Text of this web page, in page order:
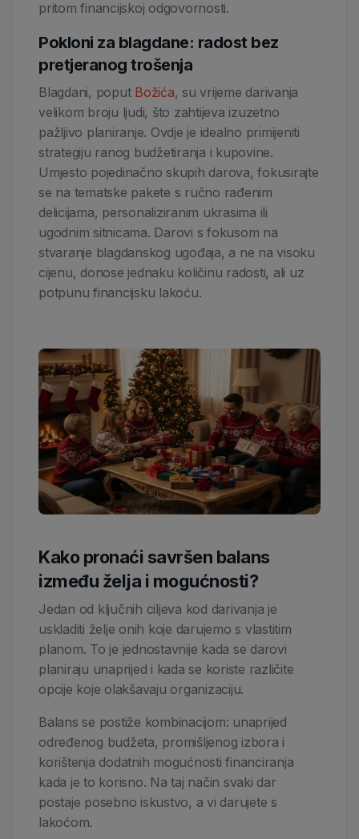
pritom financijskoj odgovornosti.
Pokloni za blagdane: radost bez
pretjeranog trošenja
Blagdani, poput Božića, su vrijeme darivanja
velikom broju ljudi, što zahtijeva izuzetno
pažljivo planiranje. Ovdje je idealno primijeniti
strategiju ranog budžetiranja i kupovine.
Umjesto pojedinačno skupih darova, fokusirajte
se na tematske pakete s ručno rađenim
delicijama, personaliziranim ukrasima ili
ugodnim sitnicama. Darovi s fokusom na
stvaranje blagdanskog ugođaja, a ne na visoku
cijenu, donose jednaku količinu radosti, ali uz
potpunu financijsku lakoću.
Kako pronaći savršen balans
između želja i mogućnosti?
Jedan od ključnih ciljeva kod darivanja je
uskladiti želje onih koje darujemo s vlastitim
planom. To je jednostavnije kada se darovi
planiraju unaprijed i kada se koriste različite
opcije koje olakšavaju organizaciju.
Balans se postiže kombinacijom: unaprijed
određenog budžeta, promišljenog izbora i
korištenja dodatnih mogućnosti financiranja
kada je to korisno. Na taj način svaki dar
postaje posebno iskustvo, a vi darujete s
lakoćom.